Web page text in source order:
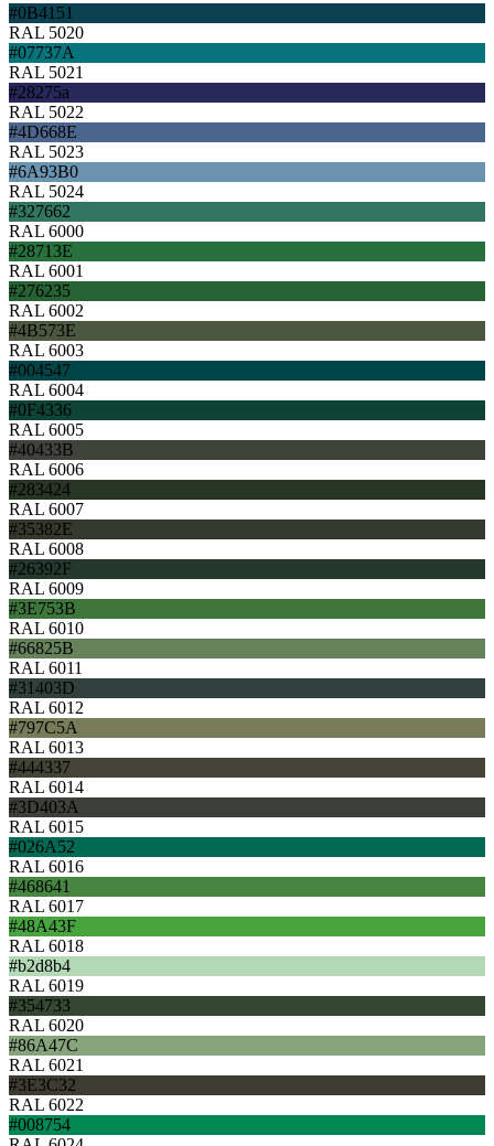
#0B4151
RAL 5020
#07737A
RAL 5021
#28275a
RAL 5022
#4D668E
RAL 5023
#6A93B0
RAL 5024
#327662
RAL 6000
#28713E
RAL 6001
#276235
RAL 6002
#4B573E
RAL 6003
#004547
RAL 6004
#0F4336
RAL 6005
#40433B
RAL 6006
#283424
RAL 6007
#35382E
RAL 6008
#26392F
RAL 6009
#3E753B
RAL 6010
#66825B
RAL 6011
#31403D
RAL 6012
#797C5A
RAL 6013
#444337
RAL 6014
#3D403A
RAL 6015
#026A52
RAL 6016
#468641
RAL 6017
#48A43F
RAL 6018
#b2d8b4
RAL 6019
#354733
RAL 6020
#86A47C
RAL 6021
#3E3C32
RAL 6022
#008754